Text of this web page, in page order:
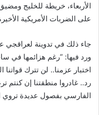
الأربعاء، خريطة للخليج
على الضربات الأمريكية
جاء ذلك في تدوينة لعراقجي
ورد فيها: “رغم هزائمها في
اختبار عزمنا.. لن تترك
رد.. غادروا منطقتنا إن كنتم
الفارسي بفصول عديدة تروي